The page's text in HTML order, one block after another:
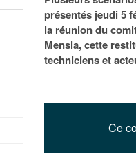
présentés jeudi 5
la réunion du
Mensia, cette
techniciens et
Ce